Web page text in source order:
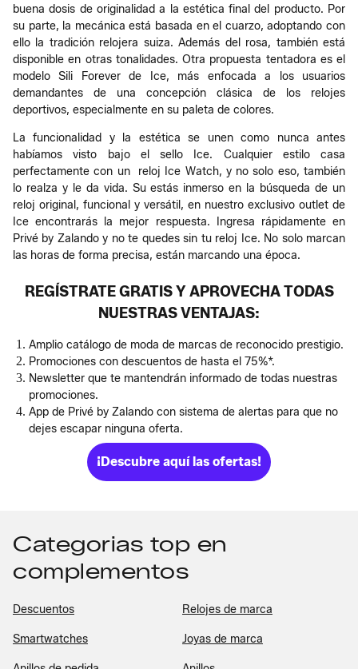
buena dosis de originalidad a la estética final del producto. Por
su parte, la mecánica está basada en el cuarzo, adoptando con
ello la tradición relojera suiza. Además del rosa, también está
disponible en otras tonalidades. Otra propuesta tentadora es el
modelo Sili Forever de Ice, más enfocada a los usuarios
demandantes de una concepción clásica de los relojes
deportivos, especialmente en su paleta de colores.
La funcionalidad y la estética se unen como nunca antes
habíamos visto bajo el sello Ice. Cualquier estilo casa
perfectamente con un reloj Ice Watch, y no solo eso, también
lo realza y le da vida. Su estás inmerso en la búsqueda de un
reloj original, funcional y versátil, en nuestro exclusivo outlet de
Ice encontrarás la mejor respuesta. Ingresa rápidamente en
Privé by Zalando y no te quedes sin tu reloj Ice. No solo marcan
las horas de forma precisa, están marcando una época.
REGÍSTRATE GRATIS Y APROVECHA TODAS
NUESTRAS VENTAJAS:
Amplio catálogo de moda de marcas de reconocido prestigio.
Promociones con descuentos de hasta el 75%*.
Newsletter que te mantendrán informado de todas nuestras
promociones.
App de Privé by Zalando con sistema de alertas para que no
dejes escapar ninguna oferta.
¡Descubre aquí las ofertas!
Categorias top en
complementos
Descuentos Relojes de marca
Smartwatches Joyas de marca